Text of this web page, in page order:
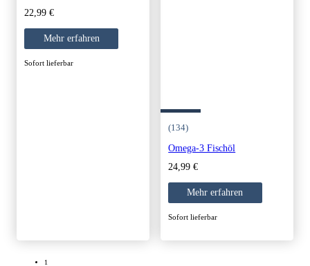
22,99€
Mehr erfahren
Sofort lieferbar
(134)
Omega-3 Fischöl
24,99€
Mehr erfahren
Sofort lieferbar
1